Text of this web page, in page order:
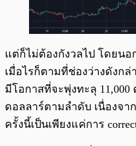
แต่ก็ไม่ต้องกังวลไป โดยนอ
เมื่อไรก็ตามที่ช่องว่างดังก
มีโอกาสที่จะพุ่งทะลุ 11,000
ดอลลาร์ตามลำดับ เนื่องจา
ครั้งนี้เป็นเพียงแค่การ